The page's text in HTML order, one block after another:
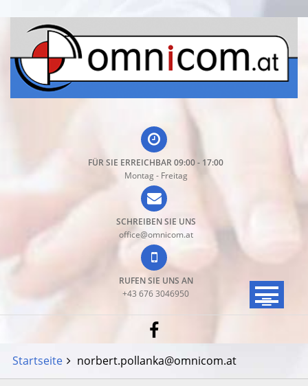
Inhalt
FÜR SIE ERREICHBAR 09:00 - 17:00
Montag - Freitag
SCHREIBEN SIE UNS
office@omnicom.at
RUFEN SIE UNS AN
+43 676 3046950
Startseite norbert.pollanka@omnicom.at